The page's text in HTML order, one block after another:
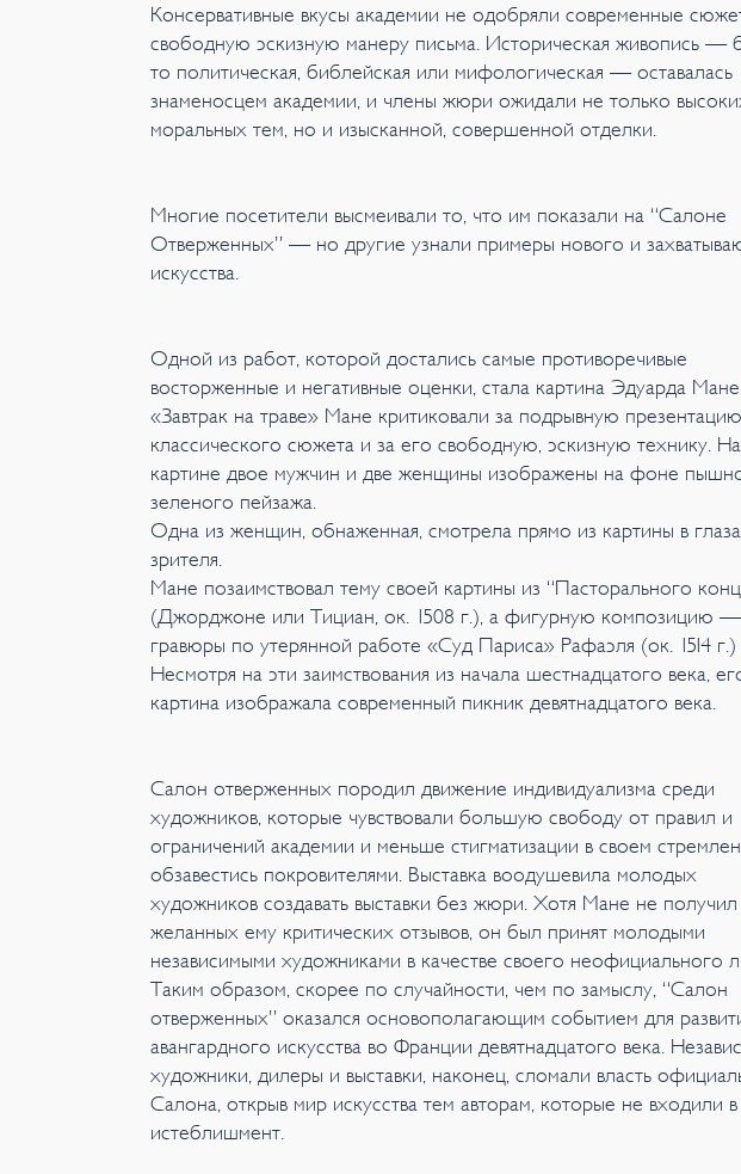
Консервативные вкусы академии не одобряли современные
свободную эскизную манеру письма. Историческая живопись —
то политическая, библейская или мифологическая — оставалась
знаменосцем академии, и члены жюри ожидали не только
моральных тем, но и изысканной, совершенной отделки.
Многие посетители высмеивали то, что им показали на “Салоне
Отверженных” — но другие узнали примеры нового и
искусства.
Одной из работ, которой достались самые противоречивые
восторженные и негативные оценки, стала картина Эдуарда
«Завтрак на траве» Мане критиковали за подрывную презентацию
классического сюжета и за его свободную, эскизную технику. На
картине двое мужчин и две женщины изображены на фоне
зеленого пейзажа.
Одна из женщин, обнаженная, смотрела прямо из картины в глаза
зрителя.
Мане позаимствовал тему своей картины из “Пасторального
(Джорджоне или Тициан, ок. 1508 г.), а фигурную композицию
гравюры по утерянной работе «Суд Париса» Рафаэля (ок. 1514 г.)
Несмотря на эти заимствования из начала шестнадцатого века,
картина изображала современный пикник девятнадцатого века.
Салон отверженных породил движение индивидуализма среди
художников, которые чувствовали большую свободу от правил и
ограничений академии и меньше стигматизации в своем
обзавестись покровителями. Выставка воодушевила молодых
художников создавать выставки без жюри. Хотя Мане не получил
желанных ему критических отзывов, он был принят молодыми
независимыми художниками в качестве своего неофициального
Таким образом, скорее по случайности, чем по замыслу, “Салон
отверженных” оказался основополагающим событием для
авангардного искусства во Франции девятнадцатого века.
художники, дилеры и выставки, наконец, сломали власть
Салона, открыв мир искусства тем авторам, которые не входили в
истеблишмент.